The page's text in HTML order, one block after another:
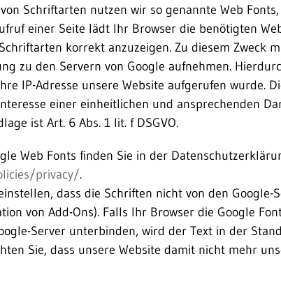
Schriftarten nutzen wir so genannte Web Fonts,
einer Seite lädt Ihr Browser die benötigten
korrekt anzuzeigen. Zu diesem Zweck
zu den Servern von Google aufnehmen.
IP-Adresse unsere Website aufgerufen wurde.
einer einheitlichen und ansprechenden
ist Art. 6 Abs. 1 lit. f DSGVO.
Web Fonts finden Sie in der
privacy/.
dass die Schriften nicht von den Google-
von Add-Ons). Falls Ihr Browser die Google
Server unterbinden, wird der Text in der
Sie, dass unsere Website damit nicht mehr